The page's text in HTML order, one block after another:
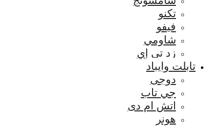
تكنو
فيفو
شاومي
زد تي إي
تابلت وايباد
دوجى
جي تاب
اتش ام دى
هونر